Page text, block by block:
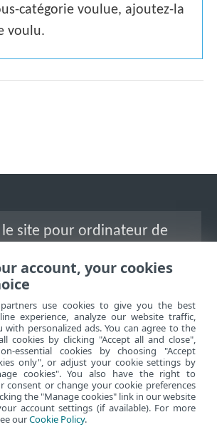
catégorie voulue, ajoutez-la
voulu.
site pour ordinateur de
de connaissances ESET
Forum ESET
régionale
account, your cookies
use cookies to give you the best
experience, analyze our website traffic,
with personalized ads. You can agree to the
cookies by clicking "Accept all and close",
essential cookies by choosing "Accept
only", or adjust your cookie settings by
cookies". You also have the right to
consent or change your cookie preferences
the "Manage cookies" link in our website
account settings (if available). For more
ourCookie Policy.